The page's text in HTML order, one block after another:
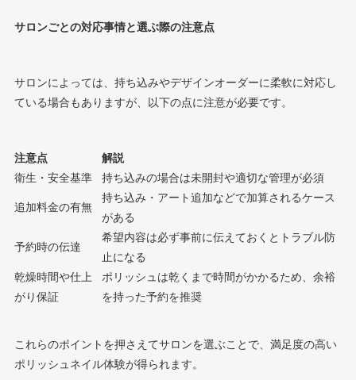
サロンごとの対応事情と選ぶ際の注意点
サロンによっては、持ち込みやデザインオーダーに柔軟に対応し
ている場合もありますが、以下の点に注意が必要です。
注意点
解説
衛生・安全基準
持ち込みの場合は未開封や適切な管理が必須
追加料金の有無
持ち込み・アート追加などで加算されるケース
がある
予約時の伝達
希望内容は必ず事前に伝えておくとトラブル防
止になる
乾燥時間や仕上
がり保証
ポリッシュは乾くまで時間がかかるため、余裕
を持った予約を推奨
これらのポイントを押さえてサロンを選ぶことで、満足度の高い
ポリッシュネイル体験が得られます。